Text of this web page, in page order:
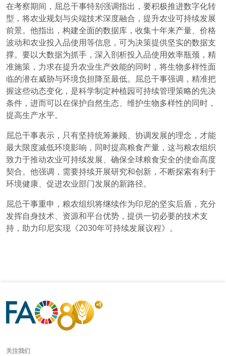
在考察期间，屈总干事特别强调指出，要积极推进数字化转
型，将农业规划与尖端技术深度融合，提升农业可持续发展
前景。他指出，构建全面的数据库，收集十年来产量、价格
波动和农业投入品使用等信息，可为决策提供坚实的数据支
撑。要以大数据为抓手，深入剖析投入品使用效率瓶颈，精
准施策，力求在提升农业生产效能的同时，将生物多样性面
临的潜在威胁与环境负担降至最低。屈总干事强调，精准把
握这些动态变化，是科学制定种植园可持续管理策略的先决
条件，进而可以在保护自然生态、维护生物多样性的同时，
提高生产水平。
屈总干事表示，只有坚持统筹兼顾、协调发展的理念，才能
最大限度减低环境影响，同时提高粮食产量，这与粮农组织
致力于推动农业可持续发展、确保全球粮食安全的使命高度
契合。他强调，需要持续开展研究和创新，不断探索有利于
环境健康、促进农业部门发展的新路径。
屈总干事重申，粮农组织将继续作为印尼的坚实后盾，充分
发挥自身技术、资源和平台优势，提供一切必要的技术支
持，助力印尼实现《2030年可持续发展议程》。
关注我们